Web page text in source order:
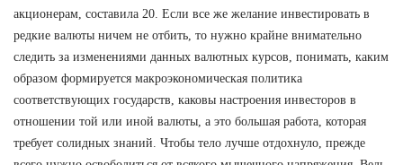
акционерам, составила 20. Если все же желание инвестировать в
редкие валюты ничем не отбить, то нужно крайне внимательно
следить за изменениями данных валютных курсов, понимать, каким
образом формируется макроэкономическая политика
соответствующих государств, каковы настроения инвесторов в
отношении той или иной валюты, а это большая работа, которая
требует солидных знаний. Чтобы тело лучше отдохнуло, прежде